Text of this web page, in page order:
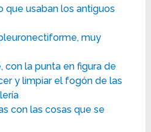
que usaban los antiguos
muy
con la punta en figura de
y limpiar el fogón de las
con las cosas que se